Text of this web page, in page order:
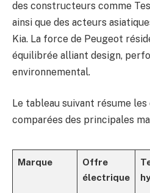
des constructeurs comme
ainsi que des acteurs
Kia. La force de Peugeot
équilibrée alliant design,
environnemental.
Le tableau suivant résume
comparées des principales
Marque
Offre
électrique